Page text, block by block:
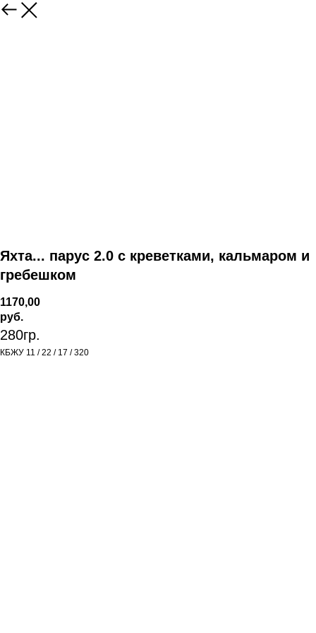
Яхта... парус 2.0 с креветками, кальмаром и
гребешком
1170,00
руб.
280гр.
КБЖУ 11 / 22 / 17 / 320